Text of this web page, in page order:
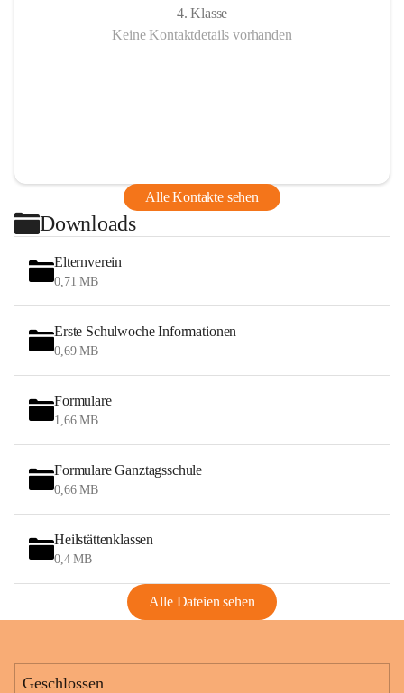
4. Klasse
Keine Kontaktdetails vorhanden
Alle Kontakte sehen
Downloads
Elternverein
0,71 MB
Erste Schulwoche Informationen
0,69 MB
Formulare
1,66 MB
Formulare Ganztagsschule
0,66 MB
Heilstättenklassen
0,4 MB
Alle Dateien sehen
Geschlossen